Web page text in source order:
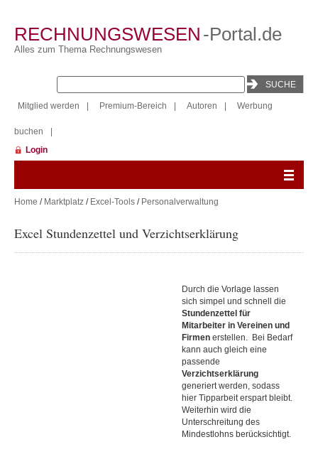
RECHNUNGSWESEN -Portal.de
Alles zum Thema Rechnungswesen
Mitglied werden Premium-Bereich Autoren Werbung
buchen
Login
Home / Marktplatz / Excel-Tools / Personalverwaltung
Excel Stundenzettel und Verzichtserklärung
Durch die Vorlage lassen
sich simpel und schnell die
Stundenzettel für
Mitarbeiter in Vereinen und
Firmen erstellen. Bei Bedarf
kann auch gleich eine
passende
Verzichtserklärung
generiert werden, sodass
hier Tipparbeit erspart bleibt.
Weiterhin wird die
Unterschreitung des
Mindestlohns berücksichtigt.